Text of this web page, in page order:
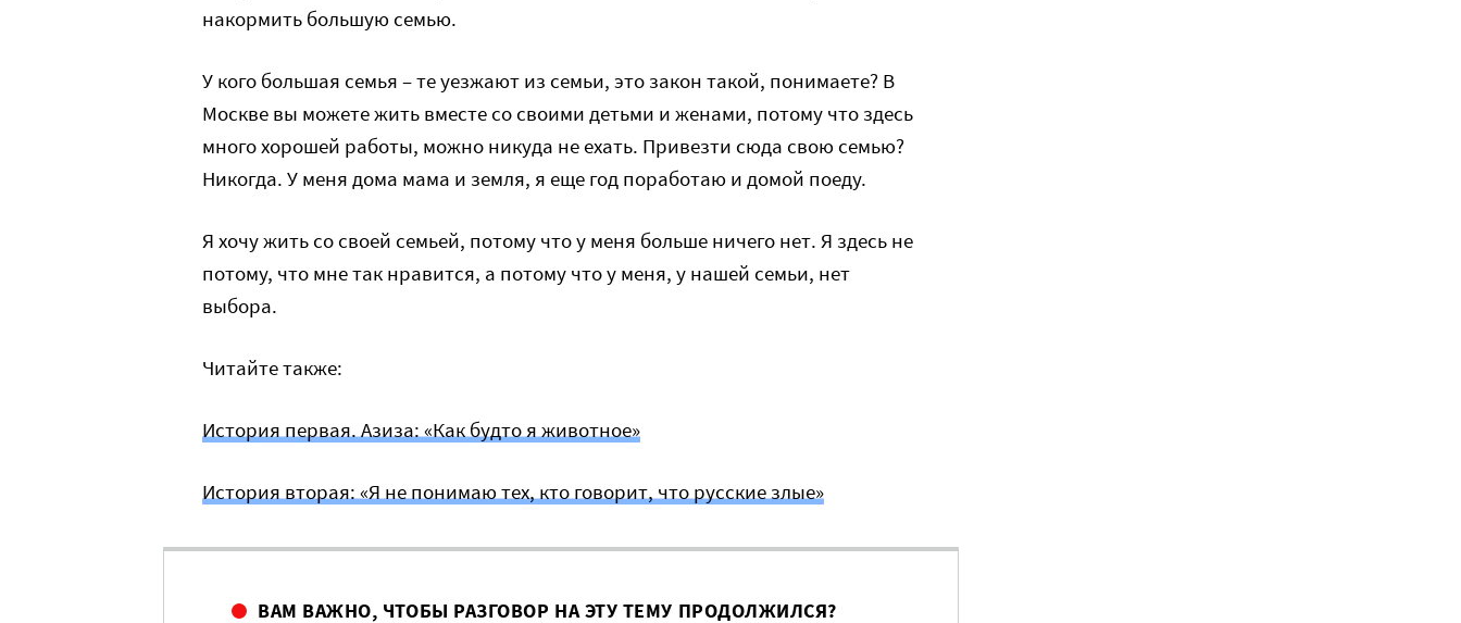
накормить большую семью.
У кого большая семья – те уезжают из семьи, это закон такой, понимаете? В
Москве вы можете жить вместе со своими детьми и женами, потому что здесь
много хорошей работы, можно никуда не ехать. Привезти сюда свою семью?
Никогда. У меня дома мама и земля, я еще год поработаю и домой поеду.
Я хочу жить со своей семьей, потому что у меня больше ничего нет. Я здесь не
потому, что мне так нравится, а потому что у меня, у нашей семьи, нет
выбора.
Читайте также:
История первая. Азиза: «Как будто я животное»
История вторая: «Я не понимаю тех, кто говорит, что русские злые»
ВАМ ВАЖНО, ЧТОБЫ РАЗГОВОР НА ЭТУ ТЕМУ ПРОДОЛЖИЛСЯ?